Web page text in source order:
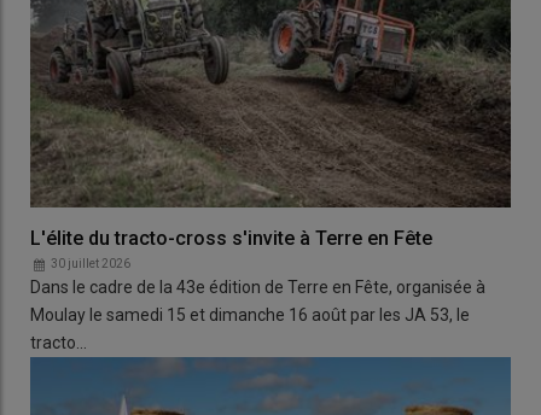
L'élite du tracto-cross s'invite à Terre en Fête
30 juillet 2026
Dans le cadre de la 43e édition de Terre en Fête, organisée à
Moulay le samedi 15 et dimanche 16 août par les JA 53, le
tracto…